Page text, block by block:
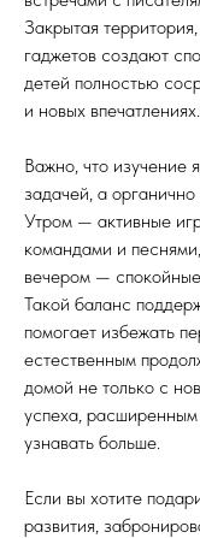
Закрытая
гаджетов создают
детей полностью
и новых впечатлениях.
Важно, что изучение
задачей, а
Утром — активные
командами и
вечером —
Такой баланс
помогает избежать
естественным
домой не только с
успеха,
узнавать больше.
Если вы хотите
развития,